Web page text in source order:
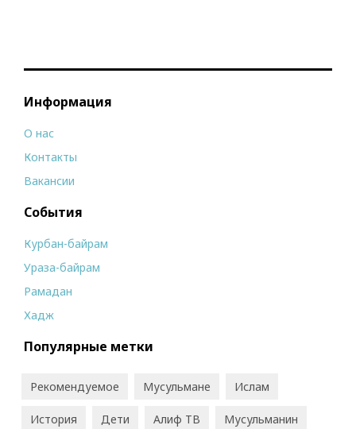
Информация
О нас
Контакты
Вакансии
События
Курбан-байрам
Ураза-байрам
Рамадан
Хадж
Популярные метки
Рекомендуемое Мусульмане Ислам
История Дети Алиф ТВ Мусульманин